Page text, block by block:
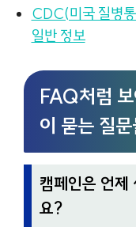
CDC(미국 질병
일반 정보
FAQ처럼
이 묻는 질
캠페인은 언제
요?